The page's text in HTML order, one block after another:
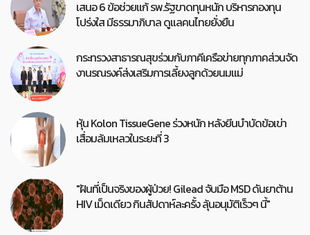
เสนอ 6 ข้อช่วยแก้ รพ.รัฐขาดทุนหนัก บริหารกองทุน
โปร่งใส มีธรรมาภิบาล ดูแลคนไทยยั่งยืน
กระทรวงสาธารณสุขร่วมกับภาคีเครือข่ายทุกภาคส่วนจัด
งานรณรงค์ส่งเสริมการเลี้ยงลูกด้วยนมแม่
หุ้น Kolon TissueGene ร่วงหนัก หลังยีนบำบัดข้อเข่า
เสื่อมล้มเหลวในระยะที่ 3
"ฝันที่เป็นจริงของผู้ป่วย! Gilead จับมือ MSD ดันยาต้าน
HIV เม็ดเดียว กินสัปดาห์ละครั้ง ลุ้นอนุมัติเร็วๆ นี้"